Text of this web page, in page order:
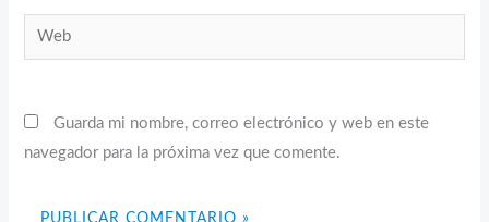
Web
Guarda mi nombre, correo electrónico y web en este
navegador para la próxima vez que comente.